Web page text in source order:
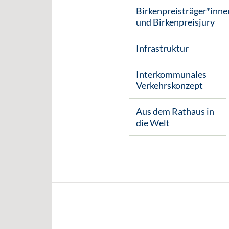
und Birkenpreisjury
Infrastruktur
Interkommunales
Verkehrskonzept
Aus dem Rathaus in
die Welt